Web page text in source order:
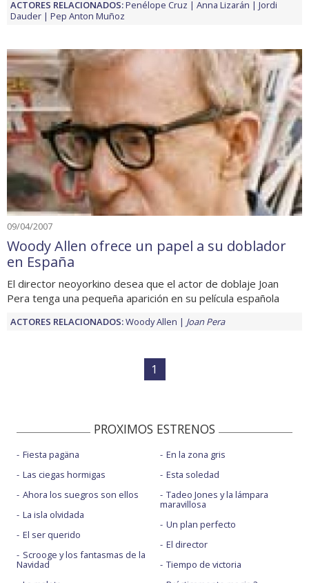
ACTORES RELACIONADOS:Penélope Cruz Anna Lizarán
Jordi
Dauder
Pep Anton Muñoz
09/04/2007
Woody Allen ofrece un papel a su doblador
en España
El director neoyorkino desea que el actor de doblaje Joan
Pera tenga una pequeña aparición en su película española
ACTORES RELACIONADOS:Woody Allen Joan Pera
1
PROXIMOS ESTRENOS
Fiesta pagäna
Las ciegas hormigas
Ahora los suegros son ellos
La isla olvidada
El ser querido
Scrooge y los fantasmas de la
Navidad
En la zona gris
Esta soledad
Tadeo Jones y la lámpara
maravillosa
Un plan perfecto
El director
Tiempo de victoria